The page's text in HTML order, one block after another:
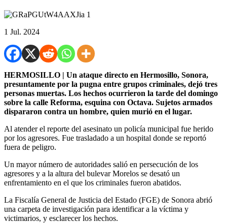
1 Jul. 2024
HERMOSILLO | Un ataque directo en Hermosillo, Sonora,
presuntamente por la pugna entre grupos criminales, dejó tres
personas muertas. Los hechos ocurrieron la tarde del domingo
sobre la calle Reforma, esquina con Octava. Sujetos armados
dispararon contra un hombre, quien murió en el lugar.
Al atender el reporte del asesinato un policía municipal fue herido
por los agresores. Fue trasladado a un hospital donde se reportó
fuera de peligro.
Un mayor número de autoridades salió en persecución de los
agresores y a la altura del bulevar Morelos se desató un
enfrentamiento en el que los criminales fueron abatidos.
La Fiscalía General de Justicia del Estado (FGE) de Sonora abrió
una carpeta de investigación para identificar a la víctima y
victimarios, y esclarecer los hechos.